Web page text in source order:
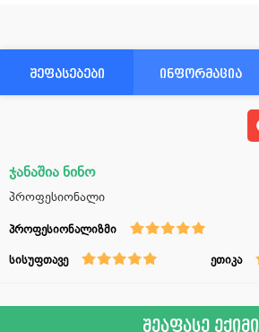
შეფასებები ინფორმაცია
ჯანაშია ნინო
პროფესიონალი
პროფესიონალიზმი
სისუფთავე ეთიკა
შეაფასე ექიმი